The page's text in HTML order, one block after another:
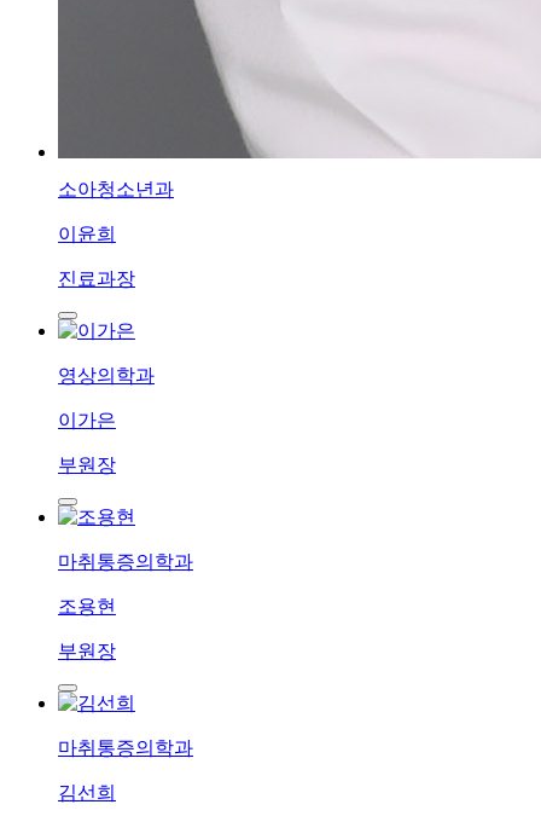
소아청소년과
이윤희
진료과장
영상의학과
이가은
부원장
마취통증의학과
조용현
부원장
마취통증의학과
김선희